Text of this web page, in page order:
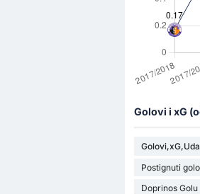
Golovi i xG
Postignuti
Doprinos Golu